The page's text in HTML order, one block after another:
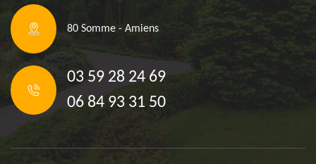
80 Somme - Amiens
03 59 28 24 69
06 84 93 31 50